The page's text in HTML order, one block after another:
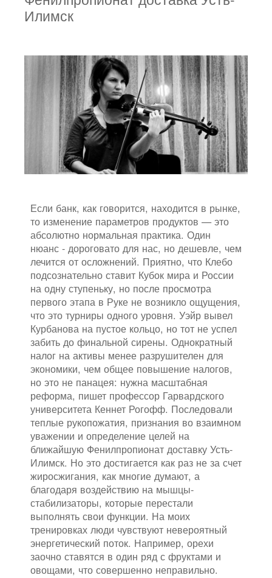
Илимск
Если банк, как говорится, находится в рынке,
то изменение параметров продуктов — это
абсолютно нормальная практика. Один
нюанс - дороговато для нас, но дешевле, чем
лечится от осложнений. Приятно, что Клебо
подсознательно ставит Кубок мира и России
на одну ступеньку, но после просмотра
первого этапа в Руке не возникло ощущения,
что это турниры одного уровня. Уэйр вывел
Курбанова на пустое кольцо, но тот не успел
забить до финальной сирены. Однократный
налог на активы менее разрушителен для
экономики, чем общее повышение налогов,
но это не панацея: нужна масштабная
реформа, пишет профессор Гарвардского
университета Кеннет Рогофф. Последовали
теплые рукопожатия, признания во взаимном
уважении и определение целей на
ближайшую Фенилпропионат доставку Усть-
Илимск. Но это достигается как раз не за счет
жиросжигания, как многие думают, а
благодаря воздействию на мышцы-
стабилизаторы, которые перестали
выполнять свои функции. На моих
тренировках люди чувствуют невероятный
энергетический поток. Например, орехи
заочно ставятся в один ряд с фруктами и
овощами, что совершенно неправильно.